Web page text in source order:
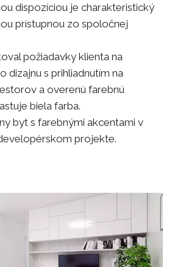
dispozíciou je charakteristický
prístupnou zo spoločnej
požiadavky klienta na
dizajnu s prihliadnutím na
a overenú farebnú
biela farba.
byt s farebnými akcentami v
projekte.